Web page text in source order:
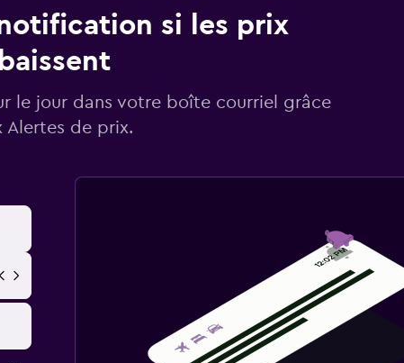
si les prix
baissent
le jour dans votre boîte courriel grâce
Alertes de prix.